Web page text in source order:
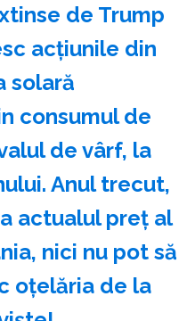
de Trump
acţiunile din
solară
consumul de
de vârf, la
Anul trecut,
actualul preț al
nici nu pot să
oțelăria de la